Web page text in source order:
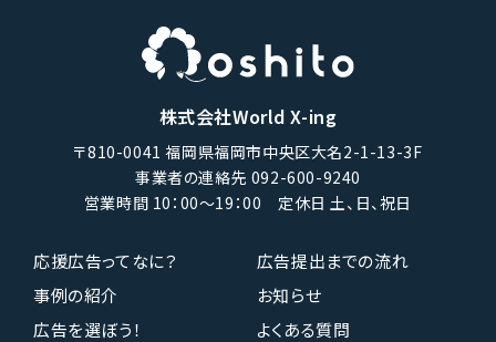
株式会社World X-ing
〒810-0041 福岡県福岡市中央区大名2-1-13-3F
事業者の連絡先 092-600-9240
営業時間 10：00〜19：00 定休日 土、日、祝日
応援広告ってなに？
広告提出までの流れ
事例の紹介
お知らせ
広告を選ぼう！
よくある質問